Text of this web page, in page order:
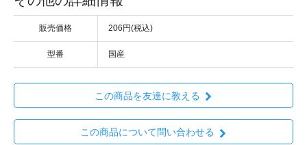
販売価格 206円(税込)
型番 国産
この商品を友達に教える
この商品について問い合わせる